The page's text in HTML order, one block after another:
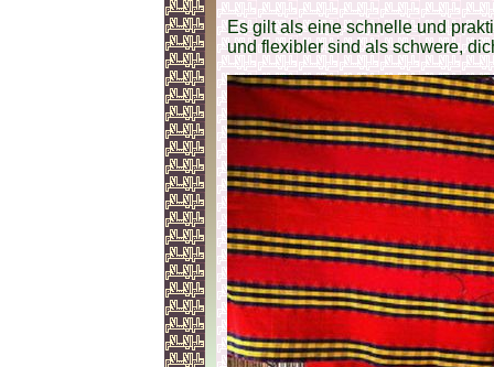
Es gilt als eine schnelle und
und flexibler sind als schwere,